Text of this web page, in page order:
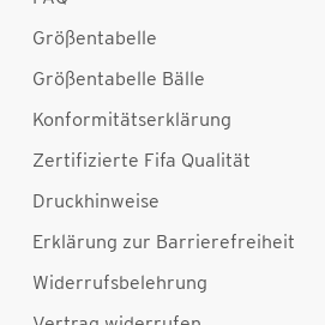
Größentabelle
Größentabelle Bälle
Konformitätserklärung
Zertifizierte Fifa Qualität
Druckhinweise
Erklärung zur Barrierefreiheit
Widerrufsbelehrung